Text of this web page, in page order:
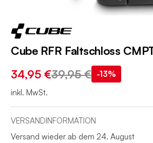
Cube RFR Faltschloss
34,95 €39,95 € -13%
inkl. MwSt.
VERSANDINFORMATION
Versand wieder ab dem 24. August